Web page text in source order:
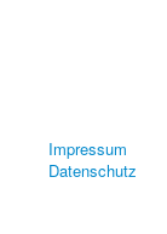
Impressum
Datenschutz